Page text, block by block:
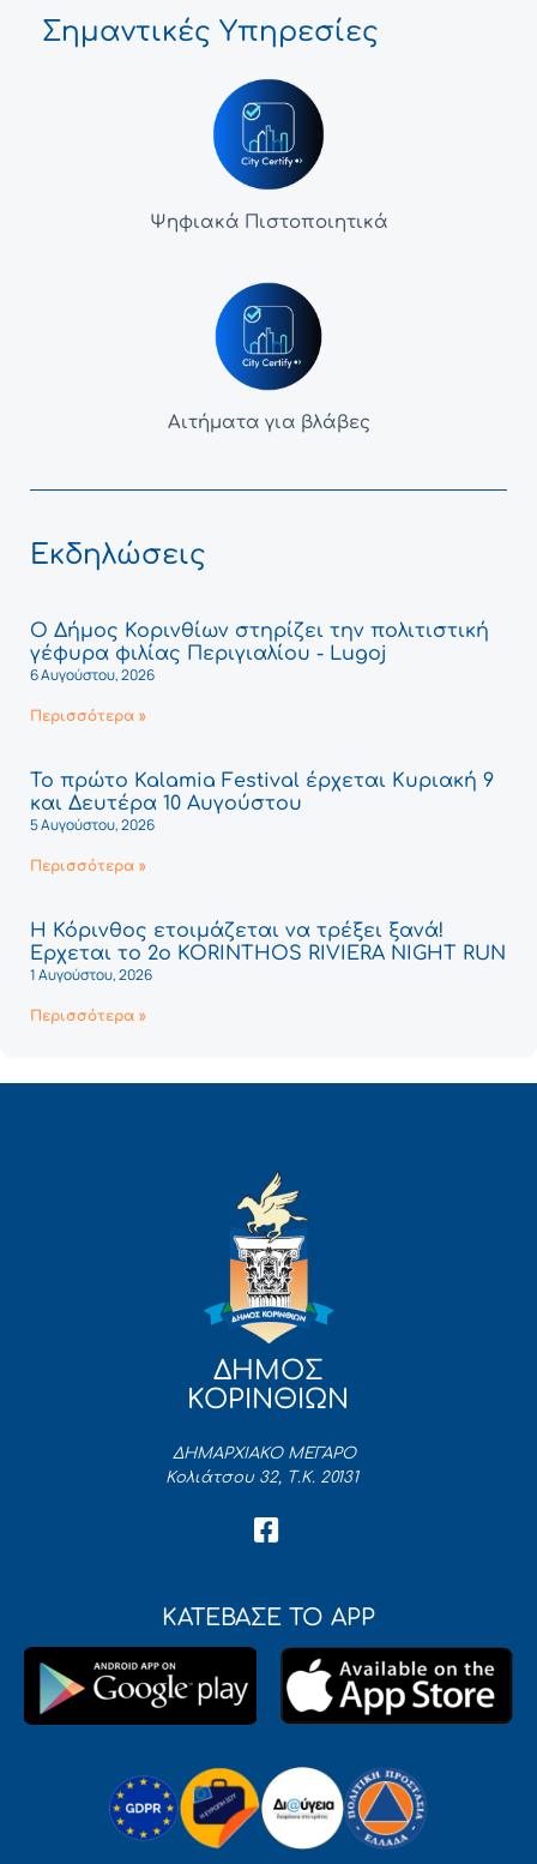
Σημαντικές Υπηρεσίες
Ψηφιακά Πιστοποιητικά
Αιτήματα για βλάβες
Εκδηλώσεις
Ο Δήμος Κορινθίων στηρίζει την πολιτιστική
γέφυρα φιλίας Περιγιαλίου - Lugoj
6 Αυγούστου, 2026
Περισσότερα »
Το πρώτο Kalamia Festival έρχεται Κυριακή 9
και Δευτέρα 10 Αυγούστου
5 Αυγούστου, 2026
Περισσότερα »
Η Κόρινθος ετοιμάζεται να τρέξει ξανά!
Έρχεται το 2ο KORINTHOS RIVIERA NIGHT RUN
1 Αυγούστου, 2026
Περισσότερα »
ΔΗΜΟΣ
ΚΟΡΙΝΘΙΩΝ
ΔΗΜΑΡΧΙΑΚΟ ΜΕΓΑΡΟ
Κολιάτσου 32, Τ.Κ. 20131
ΚΑΤΕΒΑΣΕ ΤΟ APP